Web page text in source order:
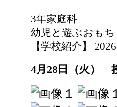
3年家庭科
幼児と遊ぶおも
【学校紹介】
4月28日（火）